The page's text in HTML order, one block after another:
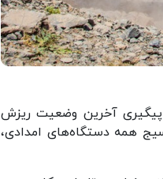
مرکزی، ضمن پیگیری آخرین وضعیت ریزش
همه دستگاه‌های امدادی،